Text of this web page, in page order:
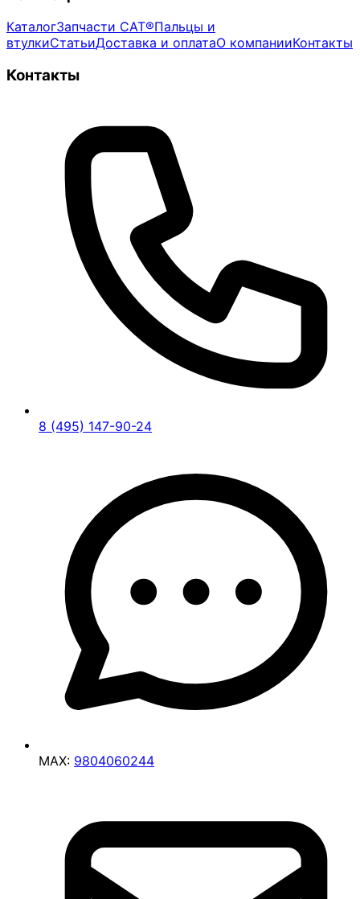
КаталогЗапчасти CAT®Пальцы и
втулкиСтатьиДоставка и оплатаО компанииКонтакты
Контакты
8 (495) 147-90-24
MAX: 9804060244